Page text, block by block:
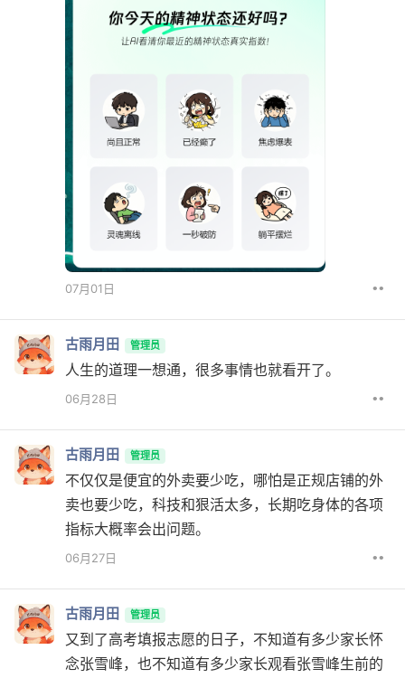
07月01日 ••
古雨月田 管理员
人生的道理一想通，很多事情也就看开了。
06月28日 ••
古雨月田 管理员
不仅仅是便宜的外卖要少吃，哪怕是正规店铺的外
卖也要少吃，科技和狠活太多，长期吃身体的各项
指标大概率会出问题。
06月27日 ••
古雨月田 管理员
又到了高考填报志愿的日子，不知道有多少家长怀
念张雪峰，也不知道有多少家长观看张雪峰生前的